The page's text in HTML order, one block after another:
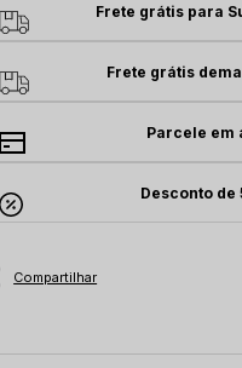
Frete grátis para
Frete grátis
Parcele em
Desconto de